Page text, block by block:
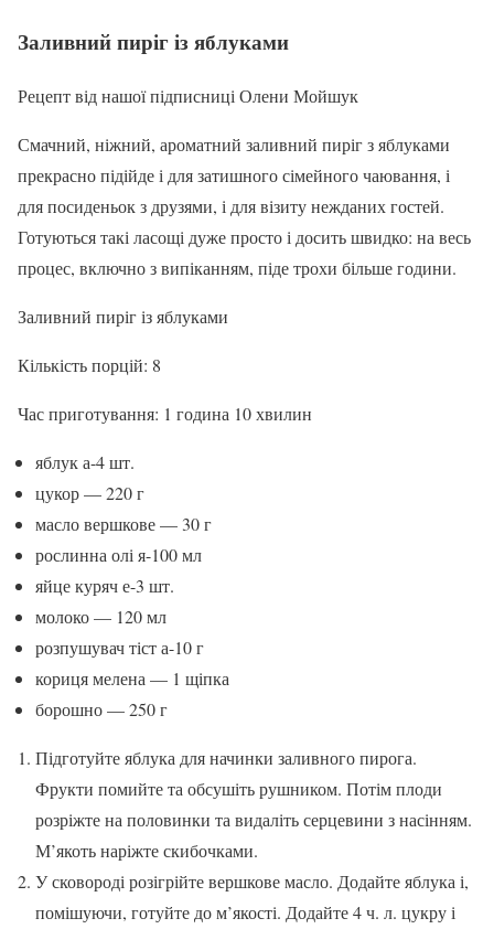
Заливний пиріг із яблуками
Рецепт від нашої підписниці Олени Мойшук
Смачний, ніжний, ароматний заливний пиріг з яблуками
прекрасно підійде і для затишного сімейного чаювання, і
для посиденьок з друзями, і для візиту нежданих гостей.
Готуються такі ласощі дуже просто і досить швидко: на весь
процес, включно з випіканням, піде трохи більше години.
Заливний пиріг із яблуками
Кількість порцій: 8
Час приготування: 1 година 10 хвилин
яблук а-4 шт.
цукор — 220 г
масло вершкове — 30 г
рослинна олі я-100 мл
яйце куряч е-3 шт.
молоко — 120 мл
розпушувач тіст а-10 г
кориця мелена — 1 щіпка
борошно — 250 г
Підготуйте яблука для начинки заливного пирога.
Фрукти помийте та обсушіть рушником. Потім плоди
розріжте на половинки та видаліть серцевини з насінням.
М’якоть наріжте скибочками.
У сковороді розігрійте вершкове масло. Додайте яблука і,
помішуючи, готуйте до м’якості. Додайте 4 ч. л. цукру і